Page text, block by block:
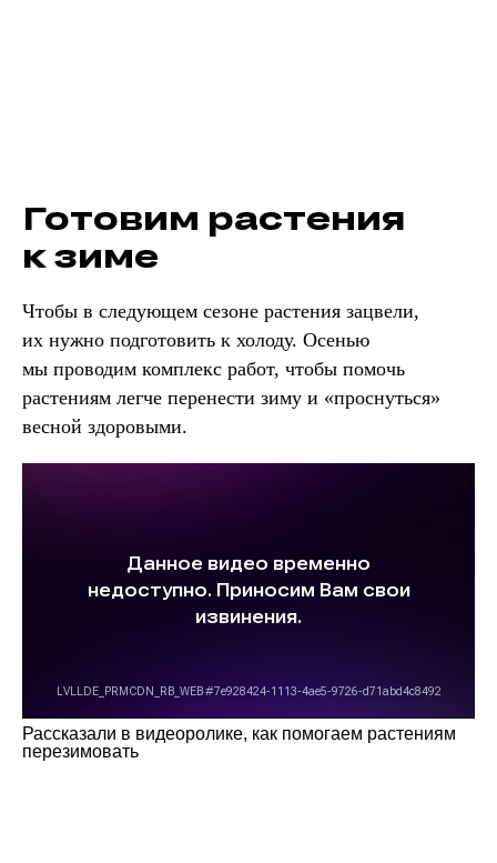
Готовим растения
к зиме
Чтобы в следующем сезоне растения зацвели,
их нужно подготовить к холоду. Осенью
мы проводим комплекс работ, чтобы помочь
растениям легче перенести зиму и «проснуться»
весной здоровыми.
Рассказали в видеоролике, как помогаем растениям
перезимовать